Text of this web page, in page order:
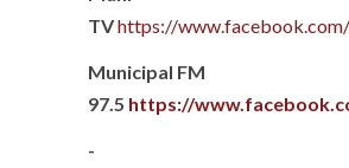
TVhttps://
Municipal FM
97.5 https://
-